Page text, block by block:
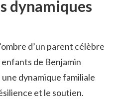
dynamiques
d’un parent célèbre
de Benjamin
dynamique familiale
et le soutien.